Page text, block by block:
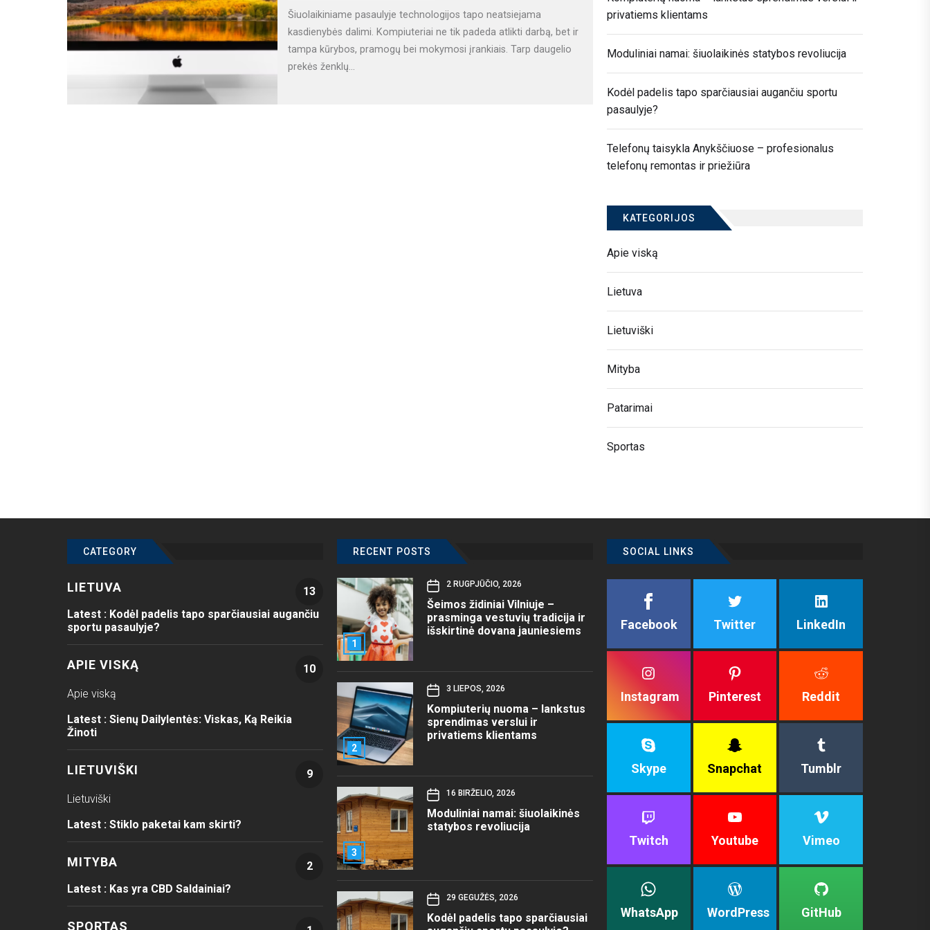
Šiuolaikiniame pasaulyje technologijos tapo neatsiejama
kasdienybės dalimi. Kompiuteriai ne tik padeda atlikti darbą, bet ir
tampa kūrybos, pramogų bei mokymosi įrankiais. Tarp daugelio
prekės ženklų...
privatiems klientams
Moduliniai namai: šiuolaikinės statybos revoliucija
Kodėl padelis tapo sparčiausiai augančiu sportu
pasaulyje?
Telefonų taisykla Anykščiuose – profesionalus
telefonų remontas ir priežiūra
KATEGORIJOS
Apie viską
Lietuva
Lietuviški
Mityba
Patarimai
Sportas
CATEGORY
LIETUVA
13
Latest : Kodėl padelis tapo sparčiausiai augančiu
sportu pasaulyje?
APIE VISKĄ
10
Apie viską
Latest : Sienų Dailylentės: Viskas, Ką Reikia
Žinoti
LIETUVIŠKI
9
Lietuviški
Latest : Stiklo paketai kam skirti?
MITYBA
2
Latest : Kas yra CBD Saldainiai?
SPORTAS
RECENT POSTS
1
2 RUGPJŪČIO, 2026
Šeimos židiniai Vilniuje –
prasminga vestuvių tradicija ir
išskirtinė dovana jauniesiems
2
3 LIEPOS, 2026
Kompiuterių nuoma – lankstus
sprendimas verslui ir
privatiems klientams
3
16 BIRŽELIO, 2026
Moduliniai namai: šiuolaikinės
statybos revoliucija
29 GEGUŽĖS, 2026
Kodėl padelis tapo sparčiausiai
SOCIAL LINKS
Facebook Twitter LinkedIn
Instagram Pinterest Reddit
Skype Snapchat Tumblr
Twitch Youtube Vimeo
WhatsApp WordPress GitHub